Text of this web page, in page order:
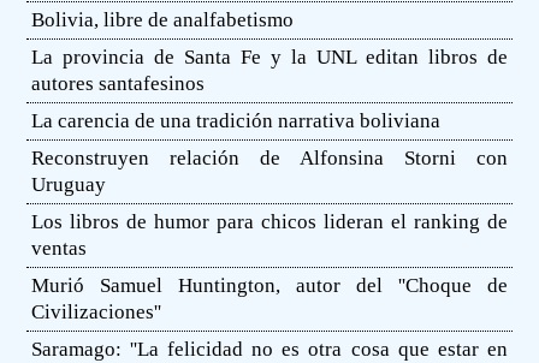
Bolivia, libre de analfabetismo
La provincia de Santa Fe y la UNL editan libros de
autores santafesinos
La carencia de una tradición narrativa boliviana
Reconstruyen relación de Alfonsina Storni con
Uruguay
Los libros de humor para chicos lideran el ranking de
ventas
Murió Samuel Huntington, autor del ''Choque de
Civilizaciones''
Saramago: ''La felicidad no es otra cosa que estar en